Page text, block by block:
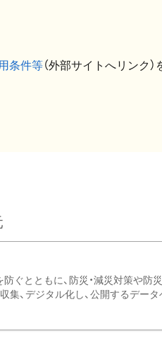
条件等（外部サイトへリンク）
ぐとともに、防災・減災対策や防
、デジタル化し、公開するデー